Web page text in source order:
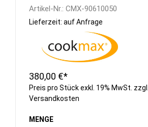
mm Aufkantung
Artikel-Nr.: CMX-90610050
Lieferzeit: auf Anfrage
380,00 €*
Preis pro Stück exkl. 19% MwSt. zzgl.
Versandkosten
MENGE